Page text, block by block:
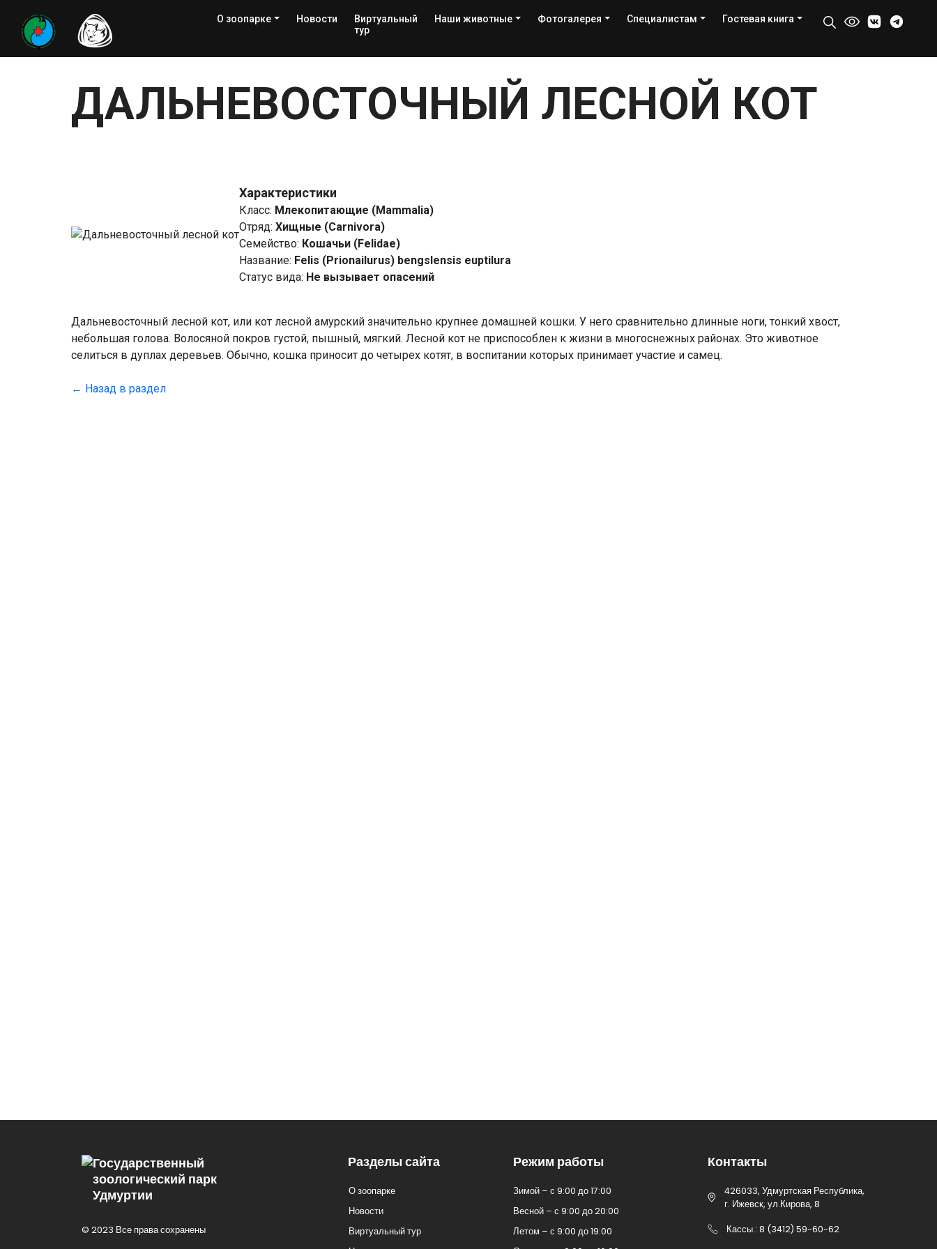
О зоопарке Новости
Виртуальный
тур
Наши животные Фотогалерея Специалистам Гостевая книга
ДАЛЬНЕВОСТОЧНЫЙ ЛЕСНОЙ КОТ
Характеристики
Класс: Млекопитающие (Mammalia)
Отряд: Хищные (Carnivora)
Семейство: Кошачьи (Felidae)
Название: Felis (Prionailurus) bengslensis euptilura
Статус вида: Не вызывает опасений
Дальневосточный лесной кот, или кот лесной амурский значительно крупнее домашней кошки. У него сравнительно длинные ноги, тонкий хвост,
небольшая голова. Волосяной покров густой, пышный, мягкий. Лесной кот не приспособлен к жизни в многоснежных районах. Это животное
селиться в дуплах деревьев. Обычно, кошка приносит до четырех котят, в воспитании которых принимает участие и самец.
← Назад в раздел
Государственный
зоологический парк
Удмуртии
© 2023 Все права сохранены
Разделы сайта
О зоопарке
Новости
Виртуальный тур
Режим работы
Зимой – с 9:00 до 17:00
Весной – с 9:00 до 20:00
Летом – с 9:00 до 19:00
Контакты
426033, Удмуртская Республика,
г. Ижевск, ул.Кирова, 8
Кассы.: 8 (3412) 59-60-62